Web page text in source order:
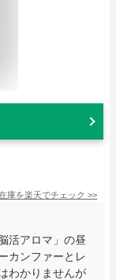
庫を楽天でチェック >>
活アロマ」の昼
カンファーとレ
わかりませんが